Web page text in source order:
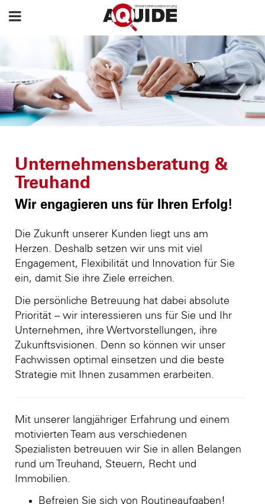
Unternehmensberatung &
Treuhand
Wir engagieren uns für Ihren Erfolg!
Die Zukunft unserer Kunden liegt uns am
Herzen. Deshalb setzen wir uns mit viel
Engagement, Flexibilität und Innovation für Sie
ein, damit Sie ihre Ziele erreichen.
Die persönliche Betreuung hat dabei absolute
Priorität – wir interessieren uns für Sie und Ihr
Unternehmen, ihre Wertvorstellungen, ihre
Zukunftsvisionen. Denn so können wir unser
Fachwissen optimal einsetzen und die beste
Strategie mit Ihnen zusammen erarbeiten.
Mit unserer langjähriger Erfahrung und einem
motivierten Team aus verschiedenen
Spezialisten betreuuen wir Sie in allen Belangen
rund um Treuhand, Steuern, Recht und
Immobilien.
Befreien Sie sich von Routineaufgaben!